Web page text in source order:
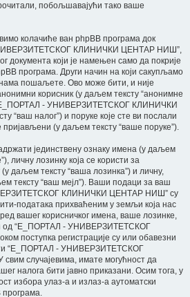
побољшавајући тако ваше
колачиће ван phpBB програма док
КЛИНИЧКИ ЦЕНТАР НИШ”,
документа који је намењен само да покрије
програма. Други начин на који сакупљамо
пошаљете. Ово може бити, и није
корисник (у даљем тексту “анонимне
“E_ПОРТАЛ - УНИВЕРЗИТЕТСКОГ КЛИНИЧКИ
“ваш налог”) и поруке које сте ви послали
пријављени (у даљем тексту “ваше поруке”).
јединствену ознаку имена (у даљем
личну лозинку која се користи за
даљем тексту “ваша лозинка”) и личну,
тексту “ваш мејл”). Ваши подаци за ваш
КЛИНИЧКИ ЦЕНТАР НИШ” су
података прихваћеним у земљи која нас
вашег корисничког имена, ваше лозинке,
од “E_ПОРТАЛ - УНИВЕРЗИТЕТСКОГ
поступка регистрације су или обавезни
“E_ПОРТАЛ - УНИВЕРЗИТЕТСКОГ
случајевима, имате могућност да
налога бити јавно приказани. Осим тога, у
избора улаз-а и излаз-а аутоматски
програма.